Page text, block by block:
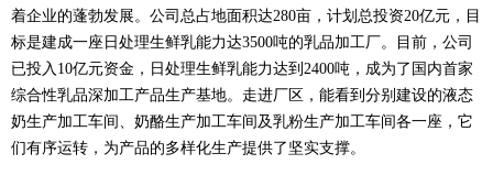
着企业的蓬勃发展。公司总占地面积达280亩，计划总投资20亿元，目
标是建成一座日处理生鲜乳能力达3500吨的乳品加工厂。目前，公司
已投入10亿元资金，日处理生鲜乳能力达到2400吨，成为了国内首家
综合性乳品深加工产品生产基地。走进厂区，能看到分别建设的液态
奶生产加工车间、奶酪生产加工车间及乳粉生产加工车间各一座，它
们有序运转，为产品的多样化生产提供了坚实支撑。